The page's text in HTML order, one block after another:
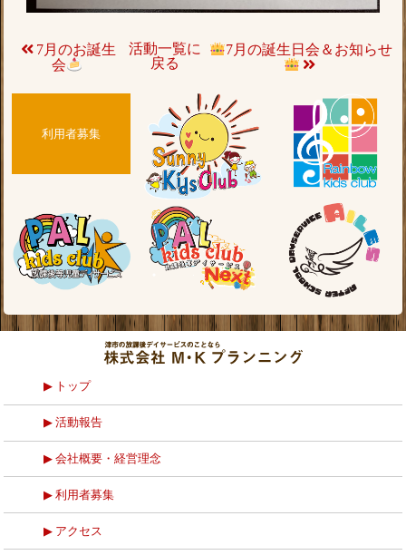
7月のお誕生
会
活動一覧に
戻る
7月の誕生日会＆お知らせ
利用者募集
トップ
活動報告
会社概要・経営理念
利用者募集
アクセス